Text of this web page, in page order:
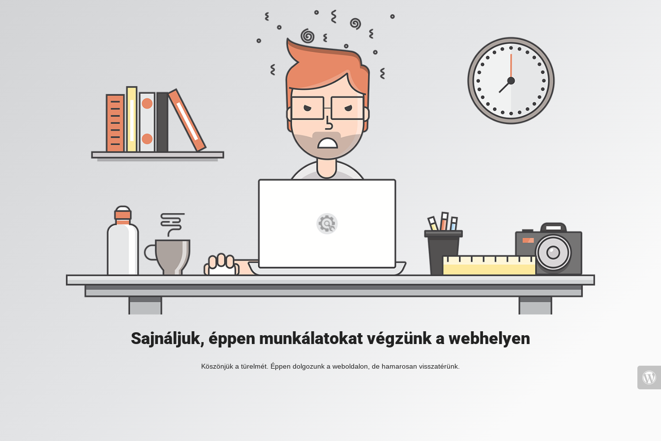
Sajnáljuk, éppen munkálatokat végzünk a webhelyen
Köszönjük a türelmét. Éppen dolgozunk a weboldalon, de hamarosan visszatérünk.